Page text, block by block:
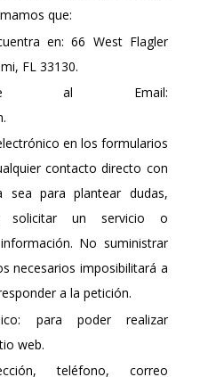
que:
en: 66 West Flagler
FL 33130.
al Email:
en los formularios
contacto directo con
sea para plantear dudas,
solicitar un servicio o
No suministrar
necesarios imposibilitará a
a la petición.
para poder realizar
web.
teléfono, correo